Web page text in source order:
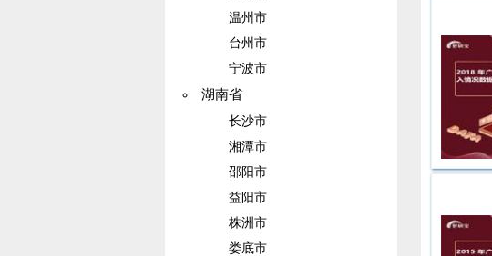
温州市
台州市
宁波市
湖南省
长沙市
湘潭市
邵阳市
益阳市
株洲市
娄底市